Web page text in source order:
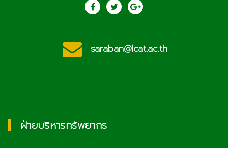
saraban@lcat.ac.th
ฝ่ายบริหารทรัพยากร